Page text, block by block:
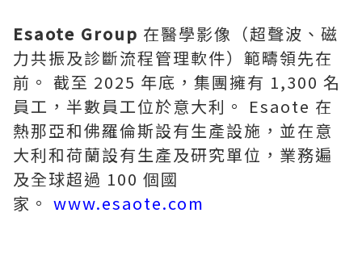
Esaote Group 在醫學影像（超聲波、磁
力共振及診斷流程管理軟件）範疇領先在
前。 截至 2025 年底，集團擁有 1,300 名
員工，半數員工位於意大利。 Esaote 在
熱那亞和佛羅倫斯設有生產設施，並在意
大利和荷蘭設有生產及研究單位，業務遍
及全球超過 100 個國
家。 www.esaote.com